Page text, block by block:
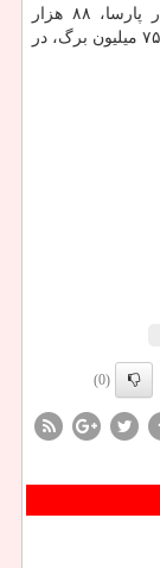
پشتوانه روزافزونِ تمام متن بیشتر از ۳۷۰ هزار پارسا، ۸۸ هزار
پیشنهاده، و ۲۶۵ هزار مقاله و روی هم با بیشتر از ۷۵ میلیون برگ، در
(0)